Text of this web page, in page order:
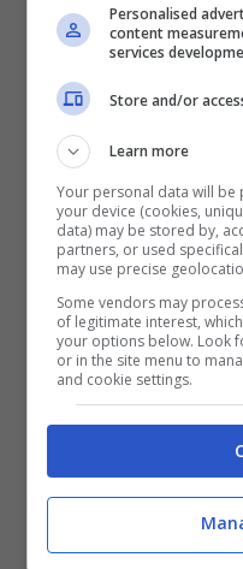
2007è stato
brasiliano sia a
lafinaledi
Atenedai
Personalised
content
services
Store and/or
Learn more
Your personal data will
your device (cookies,
data) may be stored by,
partners, or used
may use precise
Some vendors may
of legitimate interest,
your options below. Look
or in the site menu to
and cookie settings.